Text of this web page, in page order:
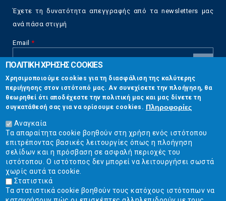
Έχετε τη δυνατότητα απεγγραφής από τα newsletters μας
ανά πάσα στιγμή
Email *
CAPTCHA
This
question is
for testing
whether or
not you are a
human visitor
and to
prevent
automated
spam
submissions.
5+2
Επικοινωνία
Στουρνάρη 17, Αθήνα 10683
2103304444
info@ekpizo.gr
www.ekpizo.gr
Δευ - Πεμ:10:00 πμ - 2:00 μμ
ΠΟΛΙΤΙΚΗ ΧΡΗΣΗΣ COOKIES
Χρησιμοποιούμε cookies για τη διασφάλιση της καλύτερης
περιήγησης στον ιστότοπό μας. Αν συνεχίσετε την πλοήγηση, θα
θεωρηθεί ότι αποδέχεστε την πολιτική μας και μας δίνετε τη
συγκατάθεσή σας για να ορίσουμε cookies. Πληροφορίες
Αναγκαία
Τα απαραίτητα cookie βοηθούν στη χρήση ενός ιστότοπου
επιτρέποντας βασικές λειτουργίες όπως η πλοήγηση
σελίδων και η πρόσβαση σε ασφαλή περιοχές του
ιστότοπου. Ο ιστότοπος δεν μπορεί να λειτουργήσει σωστά
χωρίς αυτά τα cookie.
Στατιστικά
Τα στατιστικά cookie βοηθούν τους κατόχους ιστότοπων να